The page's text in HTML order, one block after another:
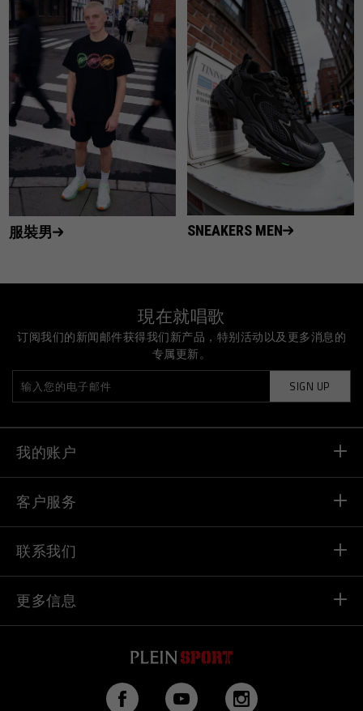
服裝男 SNEAKERS MEN
現在就唱歌
订阅我们的新闻邮件获得我们新产品，特别活动以及更多消息的
专属更新。
SIGN UP
我的账户
客户服务
送货
尺码对照
联系我们
>vip@pleinsport.com
更多信息